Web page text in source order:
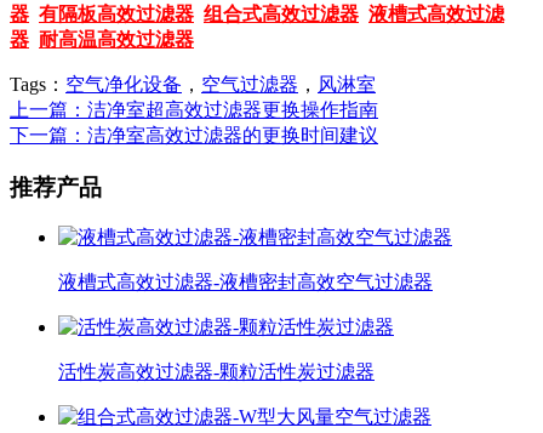
器 有隔板高效过滤器 组合式高效过滤器 液槽式高效过滤
器 耐高温高效过滤器
Tags： 空气净化设备 ， 空气过滤器 ， 风淋室
上一篇：洁净室超高效过滤器更换操作指南
下一篇：洁净室高效过滤器的更换时间建议
推荐产品
液槽式高效过滤器-液槽密封高效空气过滤器
活性炭高效过滤器-颗粒活性炭过滤器